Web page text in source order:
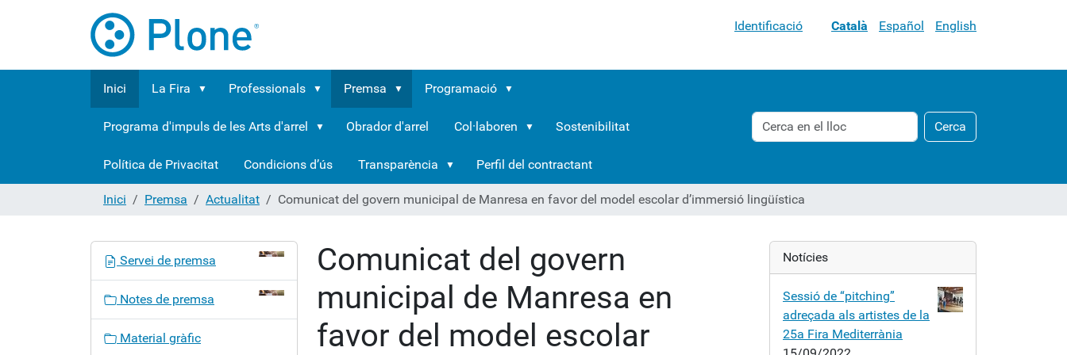
Identificació Català Español English
Inici La Fira Professionals Premsa Programació
Programa d'impuls de les Arts d'arrel Obrador d'arrel Col·laboren Sostenibilitat
Política de Privacitat Condicions d’ús Transparència Perfil del contractant
Cerca Cerca
Cerca
avançada…
Inici Premsa Actualitat Comunicat del govern municipal de Manresa en favor del model escolar d’immersió lingüística
Comunicat del govern
municipal de Manresa en
favor del model escolar
Servei de premsa
Notes de premsa
Material gràfic
Notícies
Sessió de “pitching”
adreçada als artistes de la
25a Fira Mediterrània